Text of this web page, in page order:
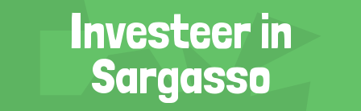
Investeer in
Sargasso